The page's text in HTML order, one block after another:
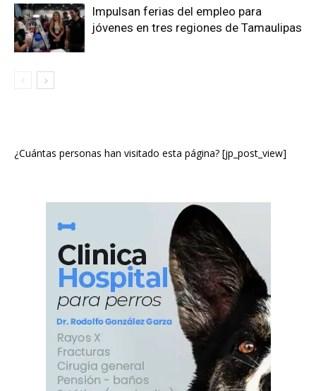
Impulsan ferias del empleo para
jóvenes en tres regiones de Tamaulipas
¿Cuántas personas han visitado esta página? [jp_post_view]